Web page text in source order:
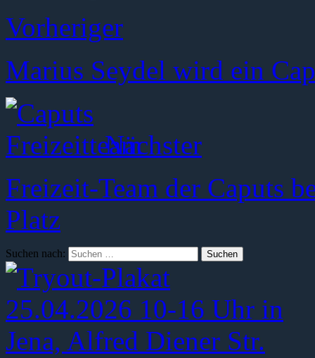
Vorheriger
Marius Seydel wird ein
Nächster
Freizeit-Team der Caputs
Platz
Suchen nach: